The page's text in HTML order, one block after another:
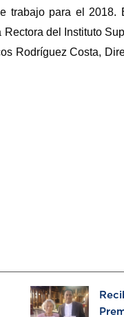
trabajo para el 2018.
del Instituto
Rodríguez Costa,